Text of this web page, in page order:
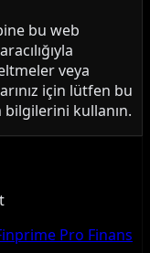
bu web
veya
için lütfen bu
kullanın.
Pro Finans